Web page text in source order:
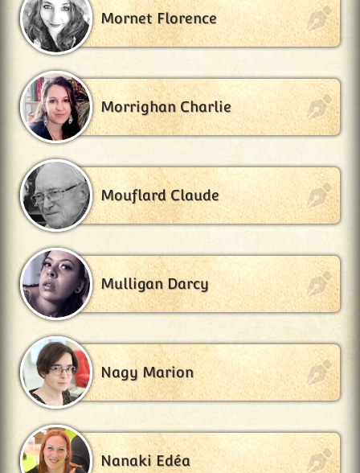
Mornet Florence
Morrighan Charlie
Mouflard Claude
Mulligan Darcy
Nagy Marion
Nanaki Edéa